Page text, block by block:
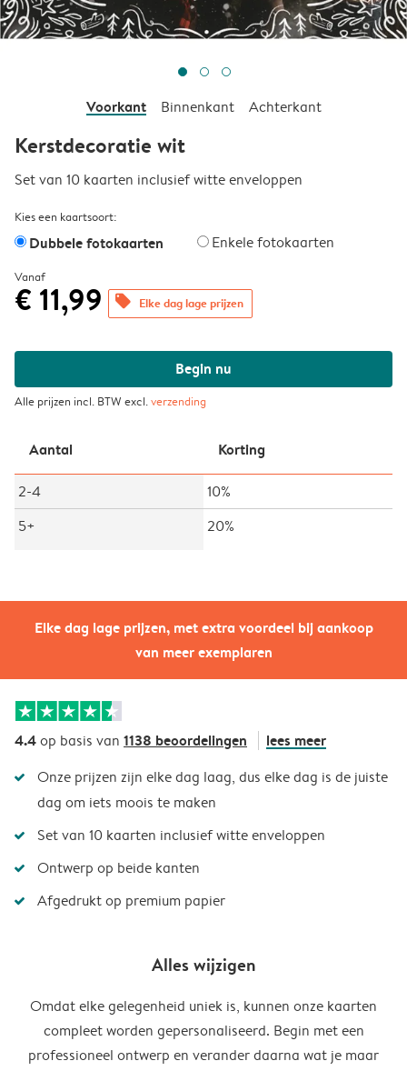
Elke dag lage prijzen, met extra voordeel bij aankoop
van meer exemplaren
Voorkant Binnenkant Achterkant
Kerstdecoratie wit
Set van 10 kaarten inclusief witte enveloppen
Kies een kaartsoort:
Dubbele fotokaarten Enkele fotokaarten
Vanaf
€ 11,99 offers Elke dag lage prijzen
Begin nu
Alle prijzen incl. BTW excl.verzending
Aantal Korting
2-4
10%
5+
20%
4.4op basis van 1138 beoordelingen lees meer
Onze prijzen zijn elke dag laag, dus elke dag is de juiste
dag om iets moois te maken
Set van 10 kaarten inclusief witte enveloppen
Ontwerp op beide kanten
Afgedrukt op premium papier
Alles wijzigen
Omdat elke gelegenheid uniek is, kunnen onze kaarten
compleet worden gepersonaliseerd. Begin met een
professioneel ontwerp en verander daarna wat je maar